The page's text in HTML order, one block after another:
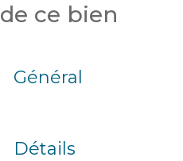
de ce bien
Général
Détails